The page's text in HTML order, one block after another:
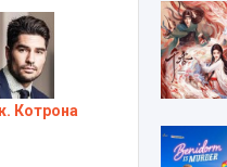
Котрона